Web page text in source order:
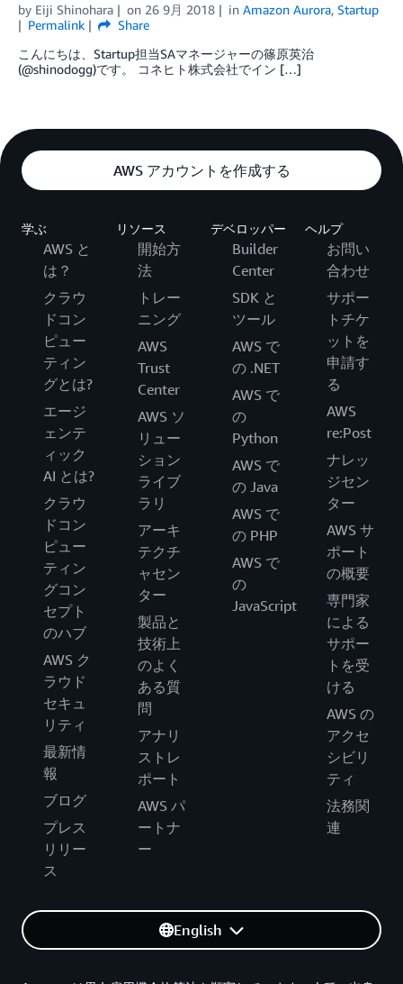
by Eiji Shinohara on 26 9月 2018 in Amazon Aurora, Startup
Permalink
Share
こんにちは、Startup担当SAマネージャーの篠原英治
(@shinodogg)です。 コネヒト株式会社でイン […]
AWS アカウントを作成する
学ぶ
AWS と
は？
クラウ
ドコン
ピュー
ティン
グとは?
エージ
ェンテ
ィック
AI とは?
クラウ
ドコン
ピュー
ティン
グコン
セプト
のハブ
AWS ク
ラウド
セキュ
リティ
最新情
報
ブログ
プレス
リリー
ス
リソース
開始方
法
トレー
ニング
AWS
Trust
Center
AWS ソ
リュー
ション
ライブ
ラリ
アーキ
テクチ
ャセン
ター
製品と
技術上
のよく
ある質
問
アナリ
ストレ
ポート
AWS パ
ートナ
ー
デベロッパー
Builder
Center
SDK と
ツール
AWS で
の .NET
AWS で
の
Python
AWS で
の Java
AWS で
の PHP
AWS で
の
JavaScript
ヘルプ
お問い
合わせ
サポー
トチケ
ットを
申請す
る
AWS
re:Post
ナレッ
ジセン
ター
AWS サ
ポート
の概要
専門家
による
サポー
トを受
ける
AWS の
アクセ
シビリ
ティ
法務関
連
English